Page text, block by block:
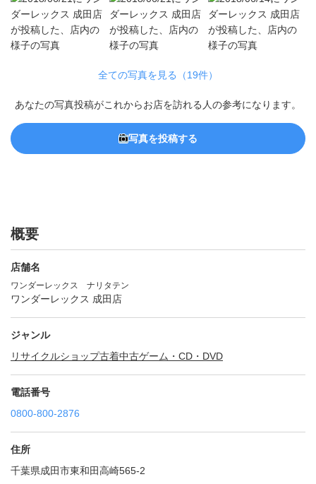
全ての写真を見る（19件）
あなたの写真投稿がこれからお店を訪れる人の参考になります。
写真を投稿する
概要
店舗名
ワンダーレックス ナリタテン
ワンダーレックス 成田店
ジャンル
リサイクルショップ古着中古ゲーム・CD・DVD
電話番号
0800-800-2876
住所
千葉県成田市東和田高崎565-2